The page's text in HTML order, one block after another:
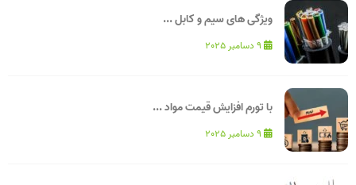
ویژگی های سیم و کابل ...
با تورم افزایش قیمت مواد ...